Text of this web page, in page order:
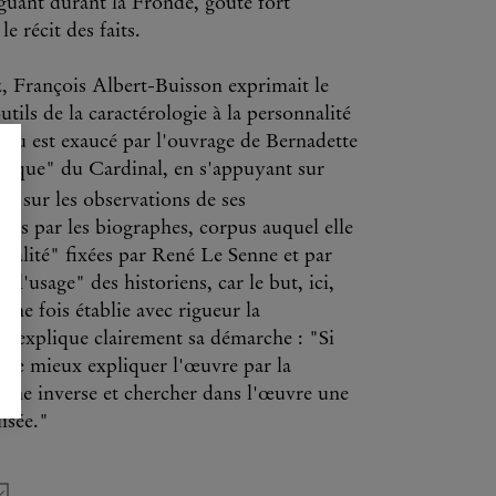
durant la Fronde, goûte fort
récit des faits.
François Albert-Buisson exprimait le
de la caractérologie à la personnalité
est exaucé par l'ouvrage de Bernadette
du Cardinal, en s'appuyant sur
sur les observations de ses
par les biographes, corpus auquel elle
fixées par René Le Senne et par
l'usage" des historiens, car le but, ici,
fois établie avec rigueur la
explique clairement sa démarche : "Si
de mieux expliquer l'œuvre par la
inverse et chercher dans l'œuvre une